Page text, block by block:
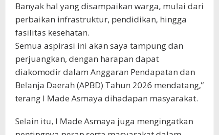
Banyak hal yang disampaikan warga, mulai dari
perbaikan infrastruktur, pendidikan, hingga
fasilitas kesehatan.
Semua aspirasi ini akan saya tampung dan
perjuangkan, dengan harapan dapat
diakomodir dalam Anggaran Pendapatan dan
Belanja Daerah (APBD) Tahun 2026 mendatang,”
terang I Made Asmaya dihadapan masyarakat.
Selain itu, I Made Asmaya juga mengingatkan